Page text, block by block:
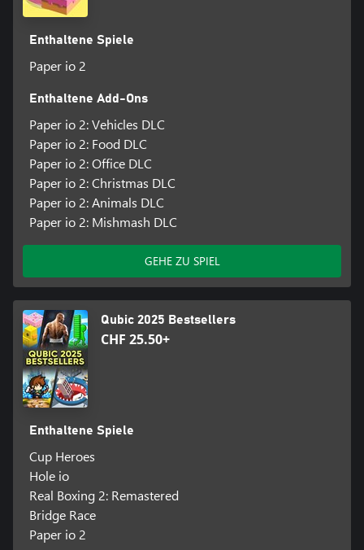
Enthaltene Spiele
Paper io 2
Enthaltene Add-Ons
Paper io 2: Vehicles DLC
Paper io 2: Food DLC
Paper io 2: Office DLC
Paper io 2: Christmas DLC
Paper io 2: Animals DLC
Paper io 2: Mishmash DLC
GEHE ZU SPIEL
Qubic 2025 Bestsellers
CHF 25.50+
Enthaltene Spiele
Cup Heroes
Hole io
Real Boxing 2: Remastered
Bridge Race
Paper io 2